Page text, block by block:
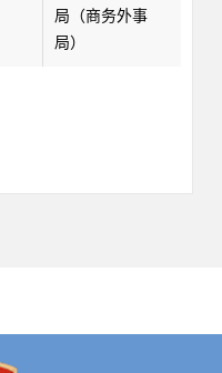
局（商务外事
局）